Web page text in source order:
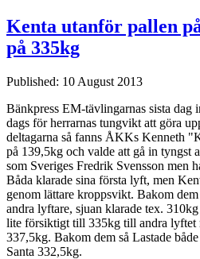
Kenta utanför pallen
på 335kg
Published: 10 August 2013
Bänkpress EM-tävlingarnas sista dag
dags för herrarnas tungvikt att göra
deltagarna så fanns ÅKKs Kenneth
på 139,5kg och valde att gå in tyngst
som Sveriges Fredrik Svensson men
Båda klarade sina första lyft, men
genom lättare kroppsvikt. Bakom
andra lyftare, sjuan klarade tex.
lite försiktigt till 335kg till andra lyftet
337,5kg. Bakom dem så Lastade
Santa 332,5kg.